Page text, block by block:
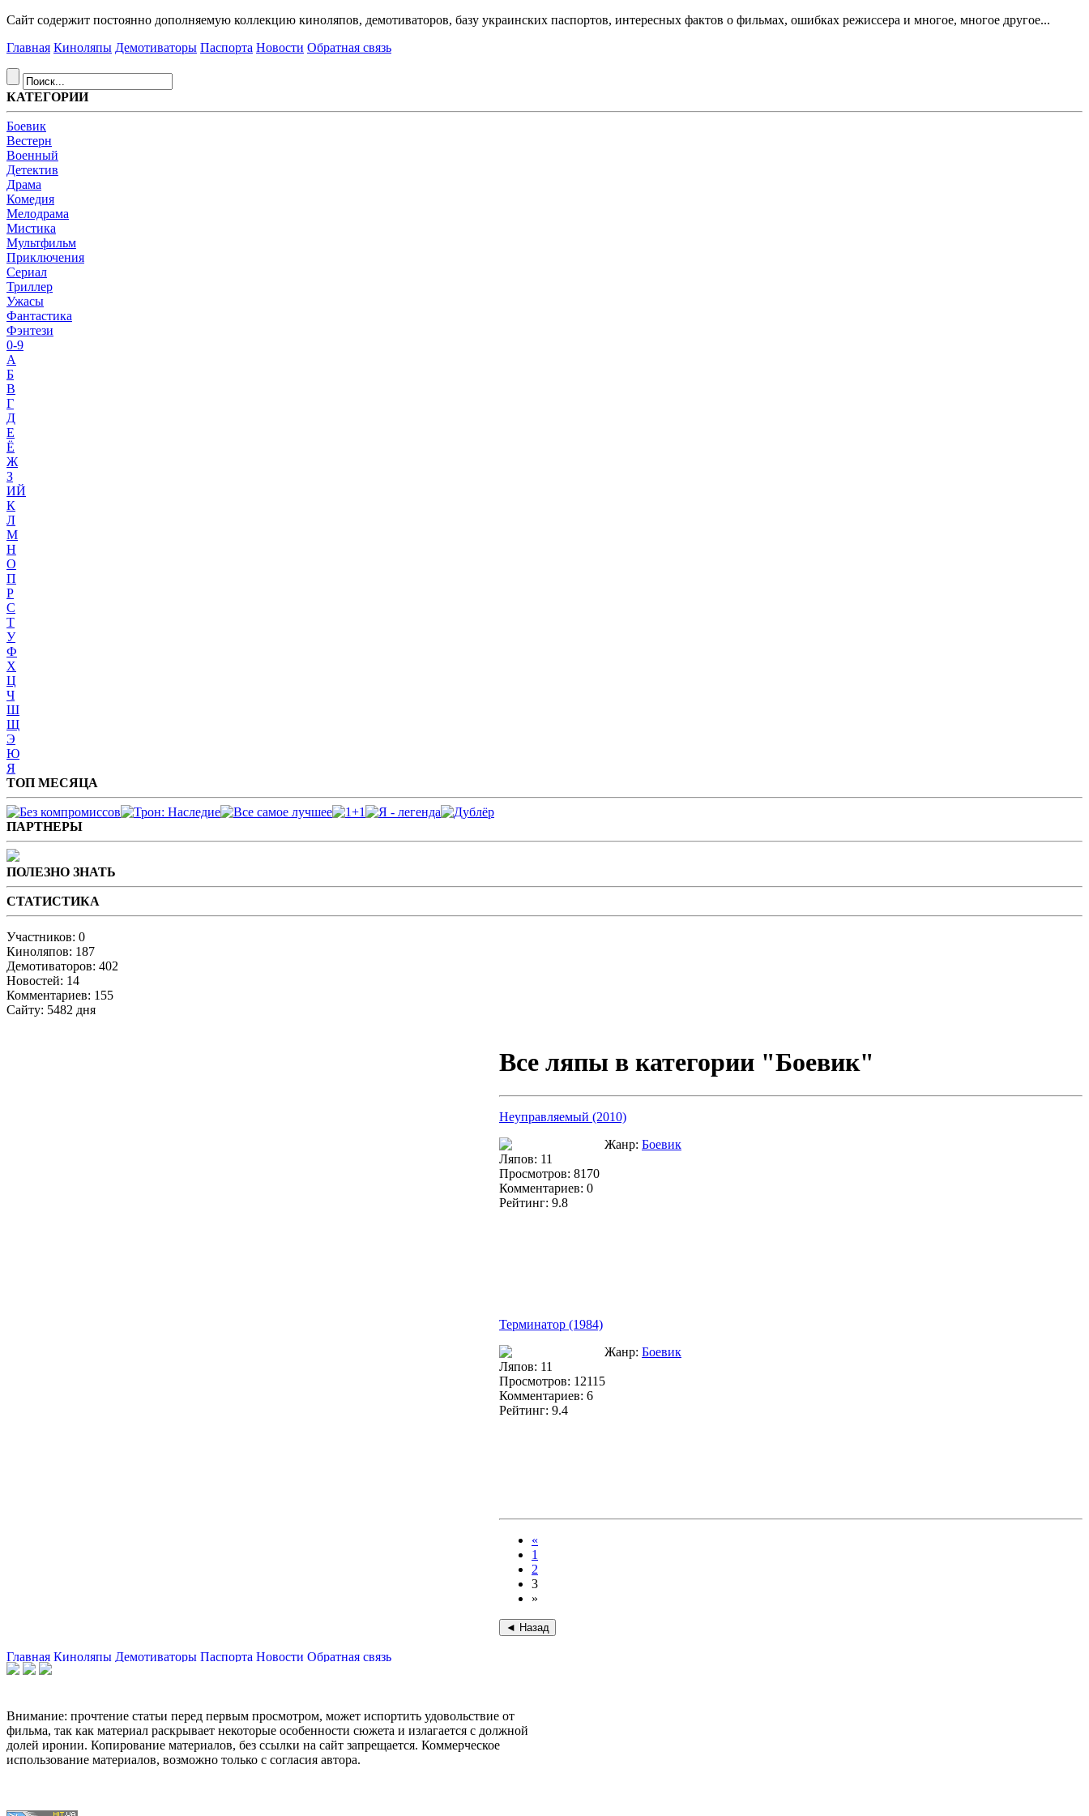
Сайт содержит постоянно дополняемую коллекцию киноляпов, демотиваторов, базу украинских паспортов, интересных фактов о фильмах, ошибках режиссера и многое, многое другое...
Главная Киноляпы Демотиваторы Паспорта Новости Обратная связь
КАТЕГОРИИ
Боевик
Вестерн
Военный
Детектив
Драма
Комедия
Мелодрама
Мистика
Мультфильм
Приключения
Сериал
Триллер
Ужасы
Фантастика
Фэнтези
0-9
A
Б
В
Г
Д
Е
Ё
Ж
З
ИЙ
К
Л
М
Н
О
П
Р
С
Т
У
Ф
Х
Ц
Ч
Ш
Щ
Э
Ю
Я
ТОП МЕСЯЦА
ПАРТНЕРЫ
ПОЛЕЗНО ЗНАТЬ
СТАТИСТИКА
Участников: 0
Киноляпов: 187
Демотиваторов: 402
Новостей: 14
Комментариев: 155
Сайту: 5482 дня
Все ляпы в категории "Боевик"
Неуправляемый (2010)
Жанр: Боевик
Ляпов: 11
Просмотров: 8170
Комментариев: 0
Рейтинг: 9.8
Терминатор (1984)
Жанр: Боевик
Ляпов: 11
Просмотров: 12115
Комментариев: 6
Рейтинг: 9.4
«
1
2
3
»
Главная Киноляпы Демотиваторы Паспорта Новости Обратная связь
Внимание: прочтение статьи перед первым просмотром, может испортить удовольствие от
фильма, так как материал раскрывает некоторые особенности сюжета и излагается с должной
долей иронии. Копирование материалов, без ссылки на сайт запрещается. Коммерческое
использование материалов, возможно только с согласия автора.